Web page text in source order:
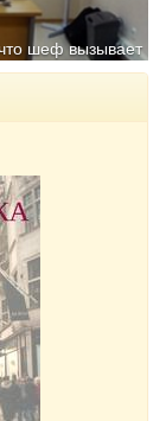
шеф вызывает